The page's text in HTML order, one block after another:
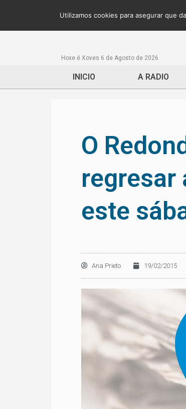
Hoxe é Xoves 6 de Agosto de 2026
INICIO A RADIO
O
regresar
este
Ana Prieto 19/02/2015
Utilizamos cookies para asegurar que